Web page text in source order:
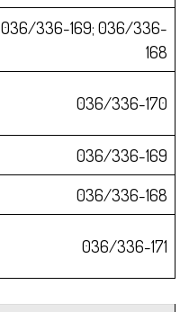
036/336-169; 036/336-
168
036/336-170
036/336-169
036/336-168
036/336-171